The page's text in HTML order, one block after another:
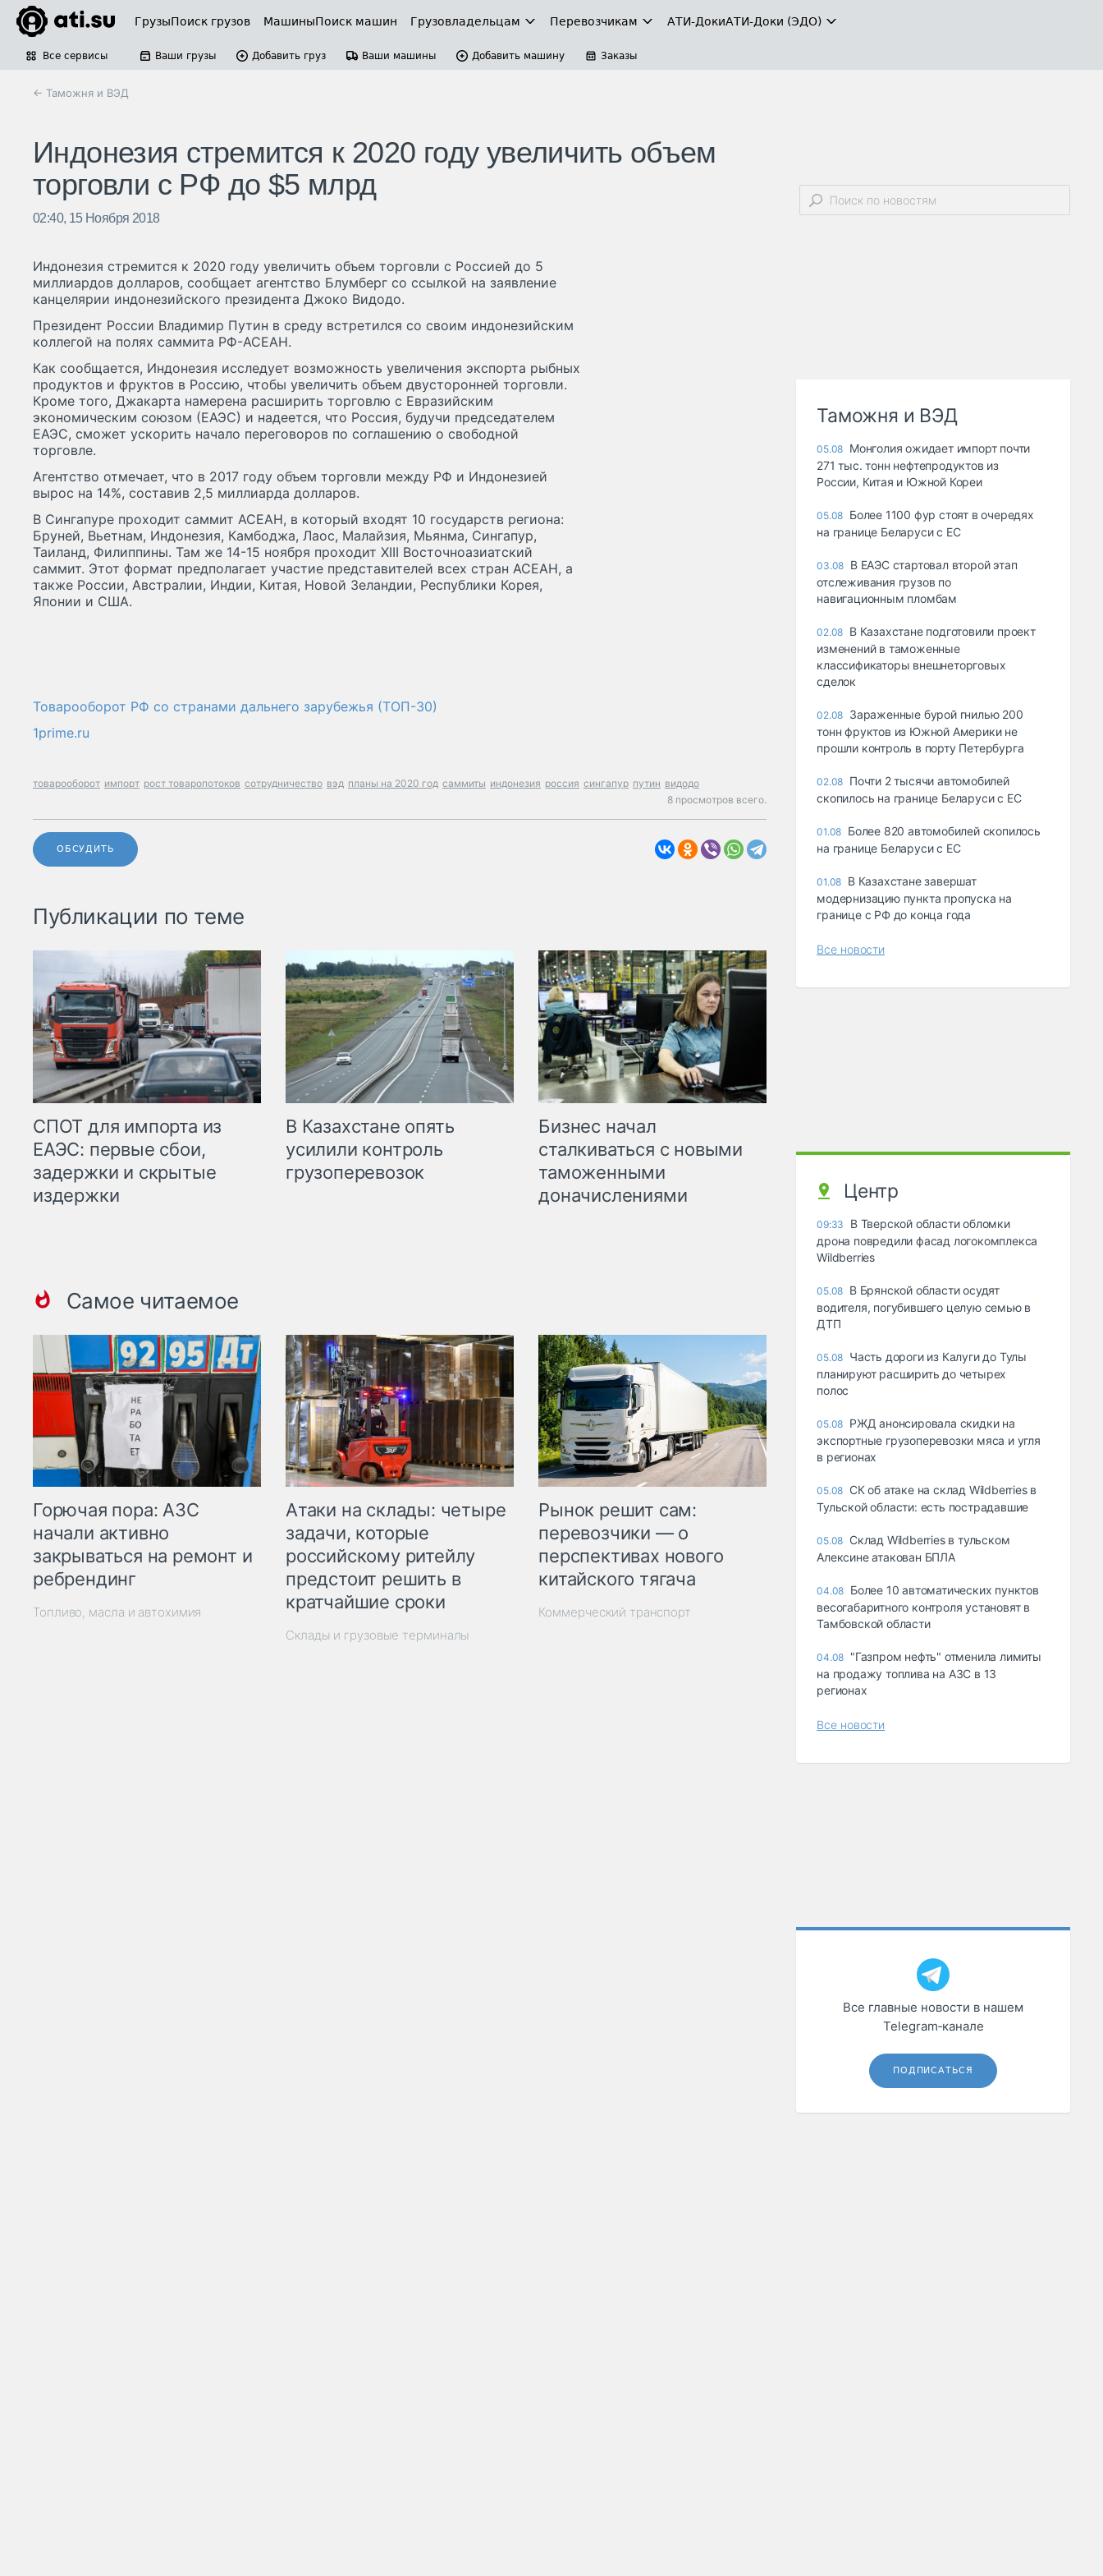
ГрузыПоиск грузов МашиныПоиск машин Грузовладельцам Перевозчикам АТИ-ДокиАТИ-Доки (ЭДО)
Все сервисы Ваши грузы Добавить груз Ваши машины Добавить машину Заказы
← Таможня и ВЭД
Индонезия стремится к 2020 году увеличить объем
торговли с РФ до $5 млрд
02:40, 15 Ноября 2018
Индонезия стремится к 2020 году увеличить объем торговли с Россией до 5
миллиардов долларов, сообщает агентство Блумберг со ссылкой на заявление
канцелярии индонезийского президента Джоко Видодо.
Президент России Владимир Путин в среду встретился со своим индонезийским
коллегой на полях саммита РФ-АСЕАН.
Как сообщается, Индонезия исследует возможность увеличения экспорта рыбных
продуктов и фруктов в Россию, чтобы увеличить объем двусторонней торговли.
Кроме того, Джакарта намерена расширить торговлю с Евразийским
экономическим союзом (ЕАЭС) и надеется, что Россия, будучи председателем
ЕАЭС, сможет ускорить начало переговоров по соглашению о свободной
торговле.
Агентство отмечает, что в 2017 году объем торговли между РФ и Индонезией
вырос на 14%, составив 2,5 миллиарда долларов.
В Сингапуре проходит саммит АСЕАН, в который входят 10 государств региона:
Бруней, Вьетнам, Индонезия, Камбоджа, Лаос, Малайзия, Мьянма, Сингапур,
Таиланд, Филиппины. Там же 14-15 ноября проходит XIII Восточноазиатский
саммит. Этот формат предполагает участие представителей всех стран АСЕАН, а
также России, Австралии, Индии, Китая, Новой Зеландии, Республики Корея,
Японии и США.
Товарооборот РФ со странами дальнего зарубежья (ТОП-30)
1prime.ru
товарооборот импорт рост товаропотоков сотрудничество вэд планы на 2020 год саммиты индонезия россия сингапур путин видодо
8 просмотров всего.
ОБСУДИТЬ
Публикации по теме
СПОТ для импорта из
ЕАЭС: первые сбои,
задержки и скрытые
издержки
В Казахстане опять
усилили контроль
грузоперевозок
Бизнес начал
сталкиваться с новыми
таможенными
доначислениями
Самое читаемое
Горючая пора: АЗС
начали активно
закрываться на ремонт и
ребрендинг
Топливо, масла и автохимия
Атаки на склады: четыре
задачи, которые
российскому ритейлу
предстоит решить в
кратчайшие сроки
Склады и грузовые терминалы
Рынок решит сам:
перевозчики — о
перспективах нового
китайского тягача
Коммерческий транспорт
Таможня и ВЭД
05.08 Монголия ожидает импорт почти
271 тыс. тонн нефтепродуктов из
России, Китая и Южной Кореи
05.08 Более 1100 фур стоят в очередях
на границе Беларуси с ЕС
03.08 В ЕАЭС стартовал второй этап
отслеживания грузов по
навигационным пломбам
02.08 В Казахстане подготовили проект
изменений в таможенные
классификаторы внешнеторговых
сделок
02.08 Зараженные бурой гнилью 200
тонн фруктов из Южной Америки не
прошли контроль в порту Петербурга
02.08 Почти 2 тысячи автомобилей
скопилось на границе Беларуси с ЕС
01.08 Более 820 автомобилей скопилось
на границе Беларуси с ЕС
01.08 В Казахстане завершат
модернизацию пункта пропуска на
границе с РФ до конца года
Все новости
Центр
09:33
В Тверской области обломки
дрона повредили фасад логокомплекса
Wildberries
05.08 В Брянской области осудят
водителя, погубившего целую семью в
ДТП
05.08 Часть дороги из Калуги до Тулы
планируют расширить до четырех
полос
05.08 РЖД анонсировала скидки на
экспортные грузоперевозки мяса и угля
в регионах
05.08 СК об атаке на склад Wildberries в
Тульской области: есть пострадавшие
05.08 Склад Wildberries в тульском
Алексине атакован БПЛА
04.08 Более 10 автоматических пунктов
весогабаритного контроля установят в
Тамбовской области
04.08 "Газпром нефть" отменила лимиты
на продажу топлива на АЗС в 13
регионах
Все новости
Все главные новости в нашем
Telegram‑канале
ПОДПИСАТЬСЯ